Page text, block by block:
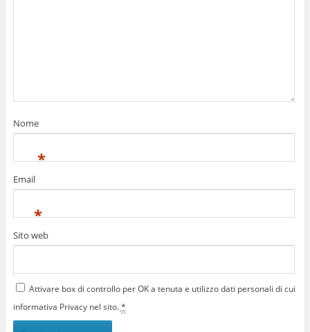
Nome
*
Email
*
Sito web
Attivare box di controllo per OK a tenuta e utilizzo dati personali di cui
informativa Privacy nel sito.*